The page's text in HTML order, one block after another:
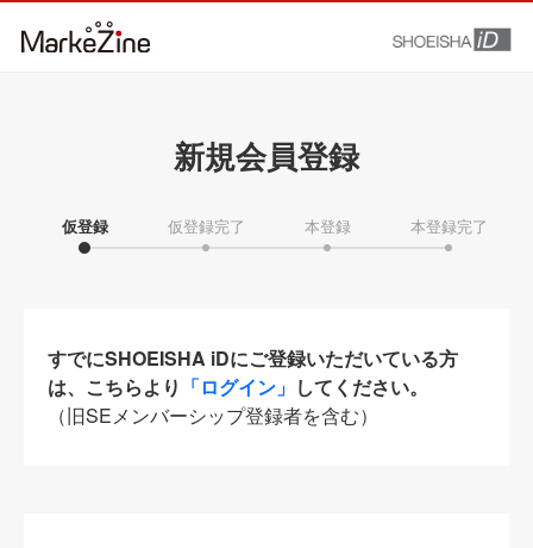
新規会員登録
仮登録 仮登録完了 本登録 本登録完了
すでにSHOEISHA iDにご登録いただいている方
は、こちらより 「ログイン」 してください。
（旧SEメンバーシップ登録者を含む）